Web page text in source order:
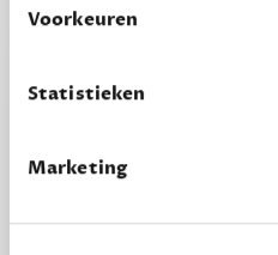
Voorkeuren
Statistieken
Marketing